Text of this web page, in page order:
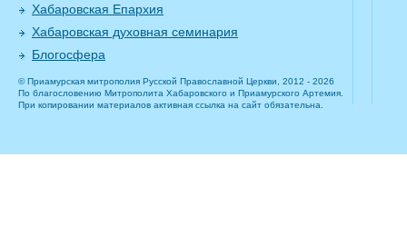
Хабаровская Епархия
Хабаровская духовная семинария
Блогосфера
© Приамурская митрополия Русской Православной Церкви, 2012 - 2026
По благословению Митрополита Хабаровского и Приамурского Артемия.
При копировании материалов активная ссылка на сайт обязательна.